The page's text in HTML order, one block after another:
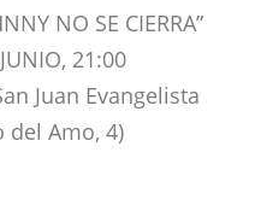
NO SE CIERRA”
21:00
Juan Evangelista
del Amo, 4)